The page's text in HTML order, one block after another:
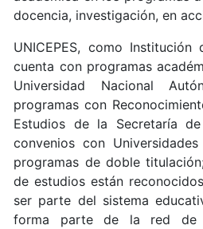
docencia, investigación, en
UNICEPES, como Institución
cuenta con programas
Universidad Nacional
programas con
Estudios de la Secretaría
convenios con
programas de doble
de estudios están
ser parte del sistema
forma parte de la red de